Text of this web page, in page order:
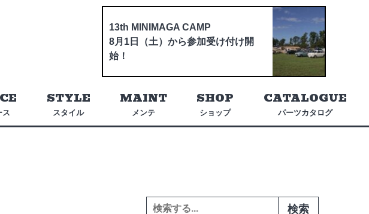
13th MINIMAGA CAMP
8月1日（土）から参加受け付け開
始！
ス スタイル
STYLE
メンテ
MAINT
ショップ
SHOP
パーツカタログ
CATALOGUE
検索: